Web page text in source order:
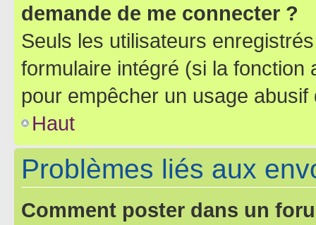
demande de me connecter ?
Seuls les utilisateurs
formulaire intégré (si la fonction
pour empêcher un usage
Haut
Problèmes liés aux
Comment poster dans un